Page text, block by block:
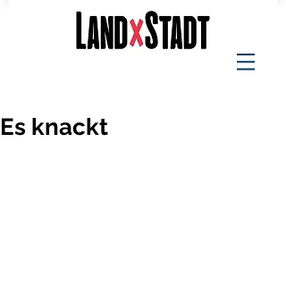
Es knackt